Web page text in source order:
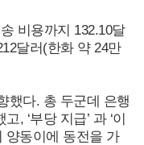
비용까지 132.10달
달러(한화 약 24만
했다. 총 두군데 은행
, ‘부당 지급’ 과 ‘이
양동이에 동전을 가